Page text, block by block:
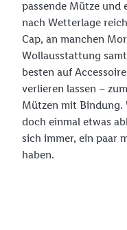
passende Mütze und
nach Wetterlage
Cap, an manchen
Wollausstattung
besten auf
verlieren lassen –
Mützen mit Bindung.
doch einmal etwas
sich immer, ein paar
haben.